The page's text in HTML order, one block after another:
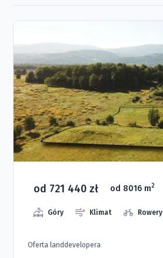
od 721 440 zł od 8016 m2
Góry Klimat Rowery
Oferta landdevelopera